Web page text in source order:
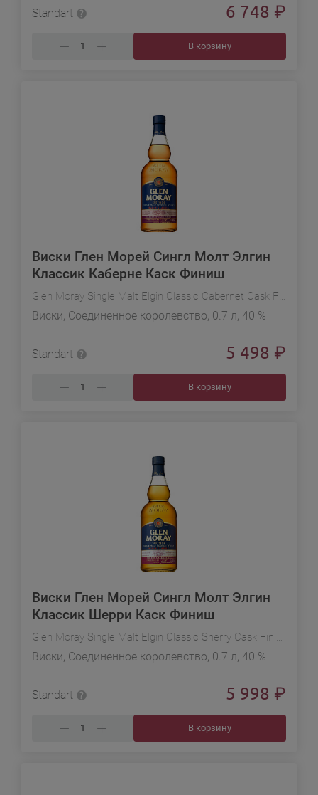
Standart 6 748 ₽
В корзину
Виски Глен Морей Сингл Молт Элгин
Классик Каберне Каск Финиш
Glen Moray Single Malt Elgin Classic Cabernet Cask Finish
Виски, Соединенное королевство, 0.7 л, 40 %
Standart 5 498 ₽
В корзину
Виски Глен Морей Сингл Молт Элгин
Классик Шерри Каск Финиш
Glen Moray Single Malt Elgin Classic Sherry Cask Finish
Виски, Соединенное королевство, 0.7 л, 40 %
Standart 5 998 ₽
В корзину